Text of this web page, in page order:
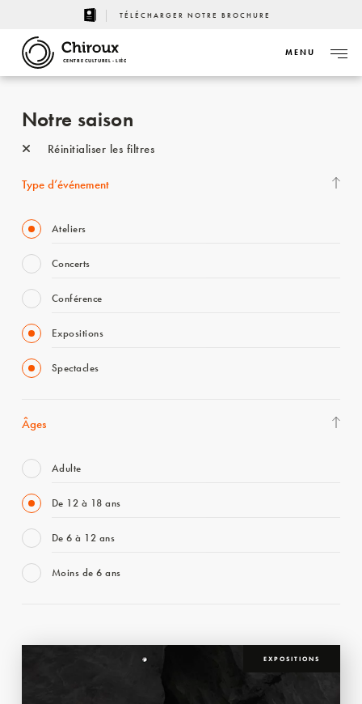
TÉLÉCHARGER NOTRE BROCHURE
CENTRE CULTUREL - LIÈGE
MENU
Notre saison
Réinitialiser les filtres
Type d’événement
Ateliers
Concerts
Conférence
Expositions
Spectacles
Âges
Adulte
De 12 à 18 ans
De 6 à 12 ans
Moins de 6 ans
EXPOSITIONS